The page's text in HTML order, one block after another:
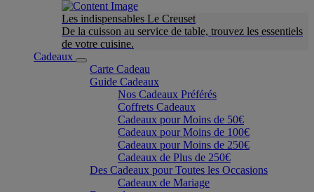
Les indispensables Le Creuset
De la cuisson au service de table, trouvez les essentiels
de votre cuisine.
Cadeaux
Carte Cadeau
Guide Cadeaux
Nos Cadeaux Préférés
Coffrets Cadeaux
Cadeaux pour Moins de 50€
Cadeaux pour Moins de 100€
Cadeaux pour Moins de 250€
Cadeaux de Plus de 250€
Des Cadeaux pour Toutes les Occasions
Cadeaux de Mariage